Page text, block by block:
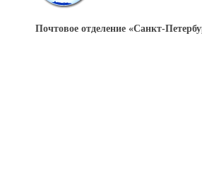
Почтовое отделение «Санкт-